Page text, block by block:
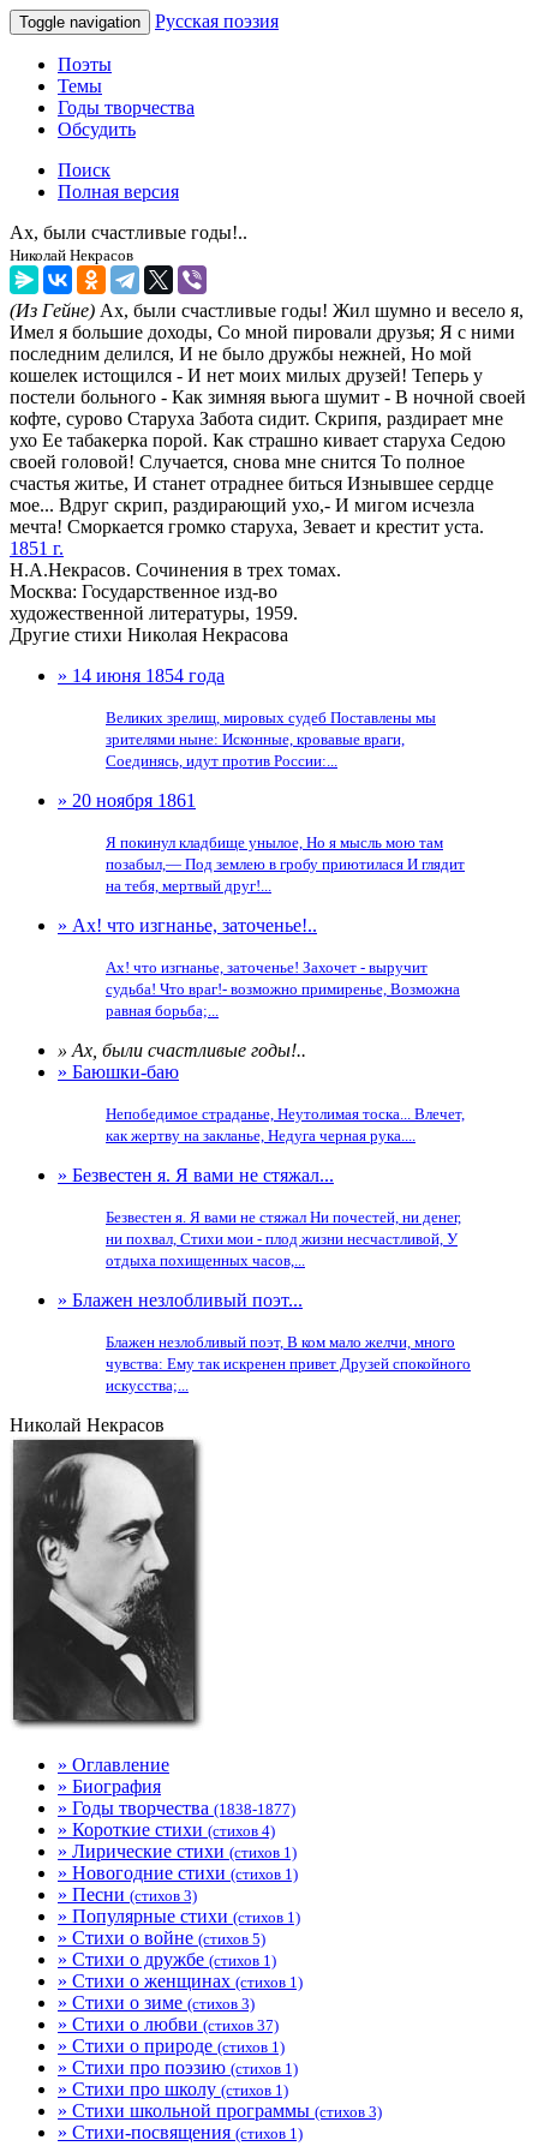
Toggle navigation Русская поэзия
Поэты
Темы
Годы творчества
Обсудить
Поиск
Полная версия
Ах, были счастливые годы!..
Николай Некрасов
(Из Гейне) Ах, были счастливые годы! Жил шумно и весело я,
Имел я большие доходы, Со мной пировали друзья; Я с ними
последним делился, И не было дружбы нежней, Но мой
кошелек истощился - И нет моих милых друзей! Теперь у
постели больного - Как зимняя вьюга шумит - В ночной своей
кофте, сурово Старуха Забота сидит. Скрипя, раздирает мне
ухо Ее табакерка порой. Как страшно кивает старуха Седою
своей головой! Случается, снова мне снится То полное
счастья житье, И станет отраднее биться Изнывшее сердце
мое... Вдруг скрип, раздирающий ухо,- И мигом исчезла
мечта! Сморкается громко старуха, Зевает и крестит уста.
1851 г.
Н.А.Некрасов. Сочинения в трех томах.
Москва: Государственное изд-во
художественной литературы, 1959.
Другие стихи Николая Некрасова
» 14 июня 1854 года
Великих зрелищ, мировых судеб Поставлены мы
зрителями ныне: Исконные, кровавые враги,
Соединясь, идут против России:...
» 20 ноября 1861
Я покинул кладбище унылое, Но я мысль мою там
позабыл,— Под землею в гробу приютилася И глядит
на тебя, мертвый друг!...
» Ах! что изгнанье, заточенье!..
Ах! что изгнанье, заточенье! Захочет - выручит
судьба! Что враг!- возможно примиренье, Возможна
равная борьба;...
» Ах, были счастливые годы!..
» Баюшки-баю
Непобедимое страданье, Неутолимая тоска... Влечет,
как жертву на закланье, Недуга черная рука....
» Безвестен я. Я вами не стяжал...
Безвестен я. Я вами не стяжал Ни почестей, ни денег,
ни похвал, Стихи мои - плод жизни несчастливой, У
отдыха похищенных часов,...
» Блажен незлобливый поэт...
Блажен незлобливый поэт, В ком мало желчи, много
чувства: Ему так искренен привет Друзей спокойного
искусства;...
Николай Некрасов
» Оглавление
» Биография
» Годы творчества (1838-1877)
» Короткие стихи (стихов 4)
» Лирические стихи (стихов 1)
» Новогодние стихи (стихов 1)
» Песни (стихов 3)
» Популярные стихи (стихов 1)
» Стихи о войне (стихов 5)
» Стихи о дружбе (стихов 1)
» Стихи о женщинах (стихов 1)
» Стихи о зиме (стихов 3)
» Стихи о любви (стихов 37)
» Стихи о природе (стихов 1)
» Стихи про поэзию (стихов 1)
» Стихи про школу (стихов 1)
» Стихи школьной программы (стихов 3)
» Стихи-посвящения (стихов 1)